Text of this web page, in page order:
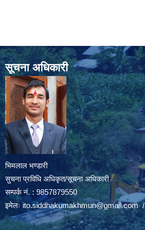
सूचना अधिकारी
भिमलाल भण्डारी
सुचना प्रविधि अधिकृत/सूचना अधिकारी
सम्पर्क नं. : 9857879550
इमेलः ito.siddhakumakhmun@gmail.com/